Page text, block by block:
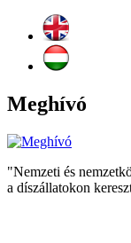
Meghívó
"Nemzeti és
a díszállatokon